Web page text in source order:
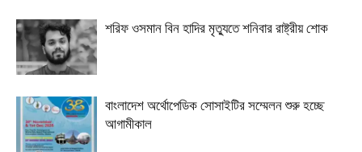
শরিফ ওসমান বিন হাদির মৃত্যুতে শনিবার রাষ্ট্রীয় শোক
বাংলাদেশ অর্থোপেডিক সোসাইটির সম্মেলন শুরু হচ্ছে
আগামীকাল